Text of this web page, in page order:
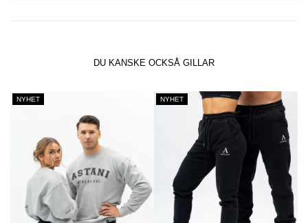
DU KANSKE OCKSÅ GILLAR
NYHET NYHET